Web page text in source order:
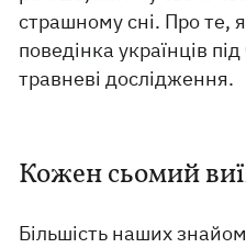
страшному сні. Про те,
поведінка українців
травневі дослідження.
Кожен сьомий
Більшість наших